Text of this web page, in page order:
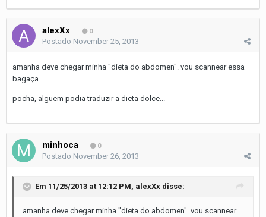
alexXx 0
Postado November 25, 2013
amanha deve chegar minha "dieta do abdomen". vou scannear essa
bagaça.
pocha, alguem podia traduzir a dieta dolce...
minhoca 0
Postado November 26, 2013
Em 11/25/2013 at 12:12 PM, alexXx disse:
amanha deve chegar minha "dieta do abdomen". vou scannear